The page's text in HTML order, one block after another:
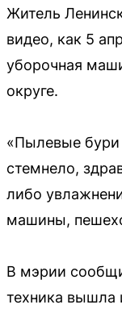
Житель
видео, как 5
уборочная
округе.
«Пылевые бури
стемнело,
либо
машины,
В мэрии
техника вышла